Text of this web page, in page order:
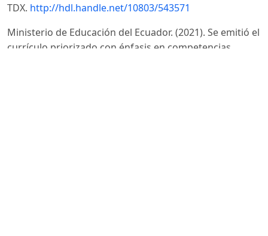
TDX. http://hdl.handle.net/10803/543571
Ministerio de Educación del Ecuador. (2021). Se emitió el
currículo priorizado con énfasis en competencias